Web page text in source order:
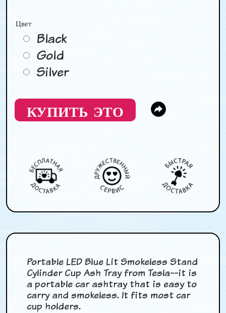
Цвет
Black
Gold
Silver
КУПИТЬ ЭТО
Portable LED Blue Lit Smokeless Stand
Cylinder Cup Ash Tray from Tesla--it is
a portable car ashtray that is easy to
carry and smokeless. It fits most car
cup holders.